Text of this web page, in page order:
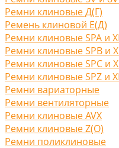
Ремни клиновые Д(Г)
Ремень клиновой Е(Д)
Ремни клиновые SPA и
Ремни клиновые SPB и
Ремни клиновые SPC и
Ремни клиновые SPZ и
Ремни вариаторные
Ремни вентиляторные
Ремни клиновые AVX
Ремни клиновые Z(O)
Ремни поликлиновые